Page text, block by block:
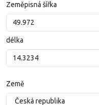
Zeměpisná šířka
délka
Země